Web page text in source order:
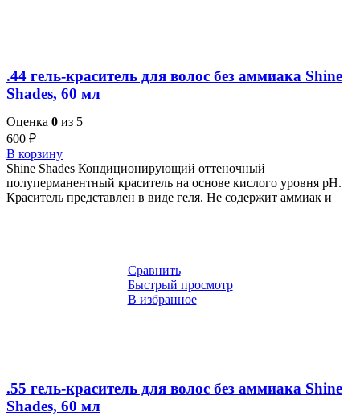
.44 гель-краситель для волос без аммиака Shine
Shades, 60 мл
Оценка 0 из 5
600 ₽
В корзину
Shine Shades Кондиционирующий оттеночный
полуперманентный краситель на основе кислого уровня pH.
Краситель представлен в виде геля. Не содержит аммиак и
Сравнить
Быстрый просмотр
В избранное
.55 гель-краситель для волос без аммиака Shine
Shades, 60 мл